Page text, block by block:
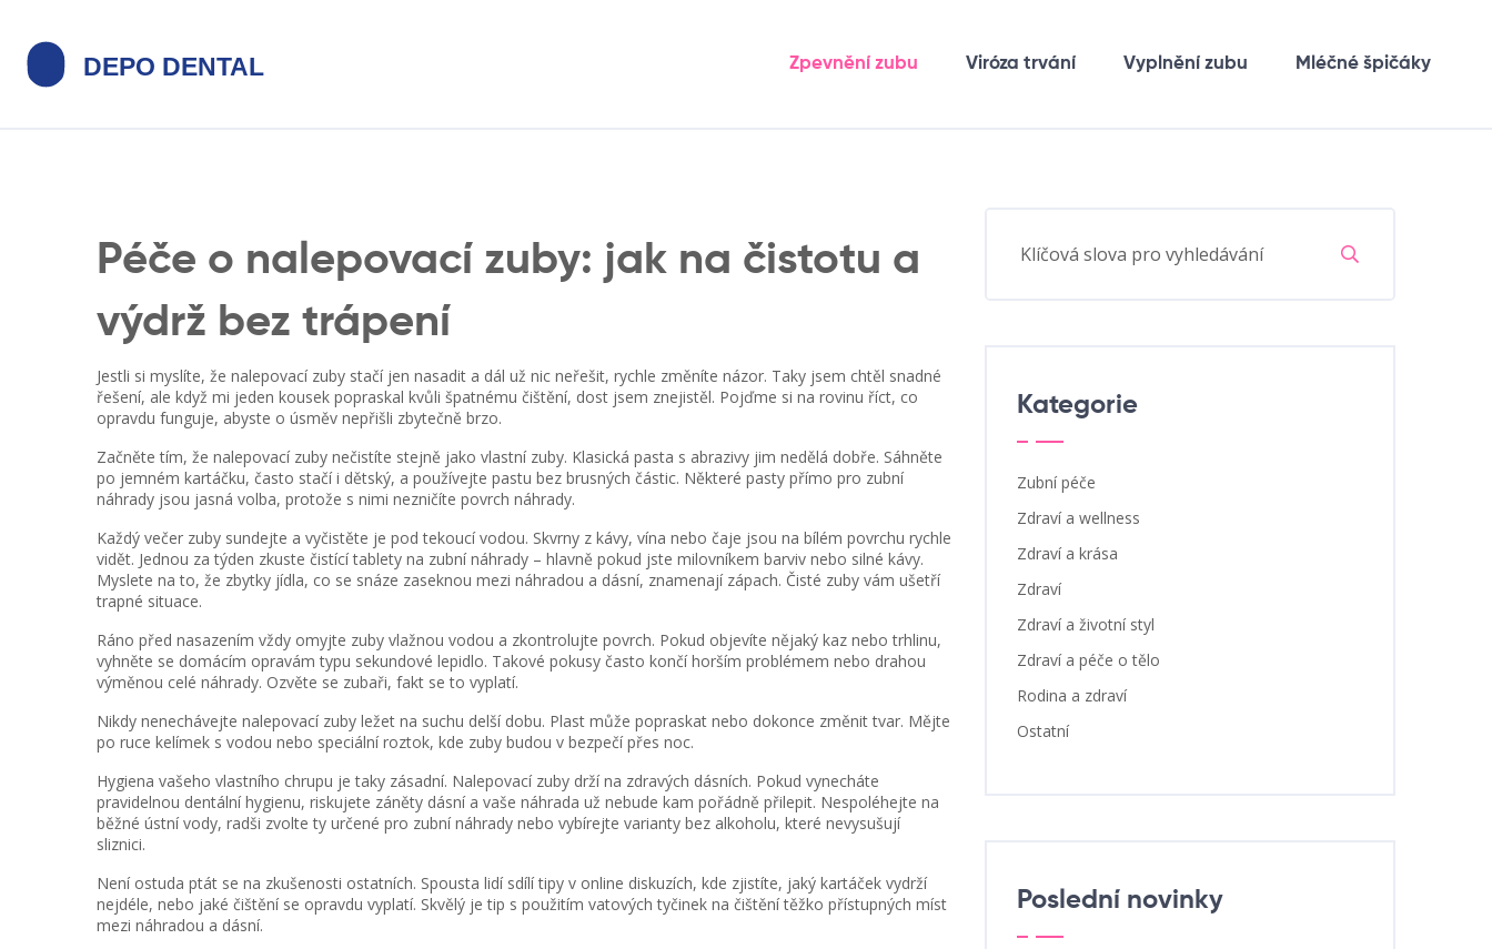
Zpevnění zubu Viróza trvání Vyplnění zubu Mléčné špičáky
Péče o nalepovací zuby: jak na čistotu a
výdrž bez trápení
Jestli si myslíte, že nalepovací zuby stačí jen nasadit a dál už nic neřešit, rychle změníte názor. Taky jsem chtěl snadné
řešení, ale když mi jeden kousek popraskal kvůli špatnému čištění, dost jsem znejistěl. Pojďme si na rovinu říct, co
opravdu funguje, abyste o úsměv nepřišli zbytečně brzo.
Začněte tím, že nalepovací zuby nečistíte stejně jako vlastní zuby. Klasická pasta s abrazivy jim nedělá dobře. Sáhněte
po jemném kartáčku, často stačí i dětský, a používejte pastu bez brusných částic. Některé pasty přímo pro zubní
náhrady jsou jasná volba, protože s nimi nezničíte povrch náhrady.
Každý večer zuby sundejte a vyčistěte je pod tekoucí vodou. Skvrny z kávy, vína nebo čaje jsou na bílém povrchu rychle
vidět. Jednou za týden zkuste čistící tablety na zubní náhrady – hlavně pokud jste milovníkem barviv nebo silné kávy.
Myslete na to, že zbytky jídla, co se snáze zaseknou mezi náhradou a dásní, znamenají zápach. Čisté zuby vám ušetří
trapné situace.
Ráno před nasazením vždy omyjte zuby vlažnou vodou a zkontrolujte povrch. Pokud objevíte nějaký kaz nebo trhlinu,
vyhněte se domácím opravám typu sekundové lepidlo. Takové pokusy často končí horším problémem nebo drahou
výměnou celé náhrady. Ozvěte se zubaři, fakt se to vyplatí.
Nikdy nenechávejte nalepovací zuby ležet na suchu delší dobu. Plast může popraskat nebo dokonce změnit tvar. Mějte
po ruce kelímek s vodou nebo speciální roztok, kde zuby budou v bezpečí přes noc.
Hygiena vašeho vlastního chrupu je taky zásadní. Nalepovací zuby drží na zdravých dásních. Pokud vynecháte
pravidelnou dentální hygienu, riskujete záněty dásní a vaše náhrada už nebude kam pořádně přilepit. Nespoléhejte na
běžné ústní vody, radši zvolte ty určené pro zubní náhrady nebo vybírejte varianty bez alkoholu, které nevysušují
sliznici.
Není ostuda ptát se na zkušenosti ostatních. Spousta lidí sdílí tipy v online diskuzích, kde zjistíte, jaký kartáček vydrží
nejdéle, nebo jaké čištění se opravdu vyplatí. Skvělý je tip s použitím vatových tyčinek na čištění těžko přístupných míst
mezi náhradou a dásní.
Kategorie
Zubní péče
Zdraví a wellness
Zdraví a krása
Zdraví
Zdraví a životní styl
Zdraví a péče o tělo
Rodina a zdraví
Ostatní
Poslední novinky